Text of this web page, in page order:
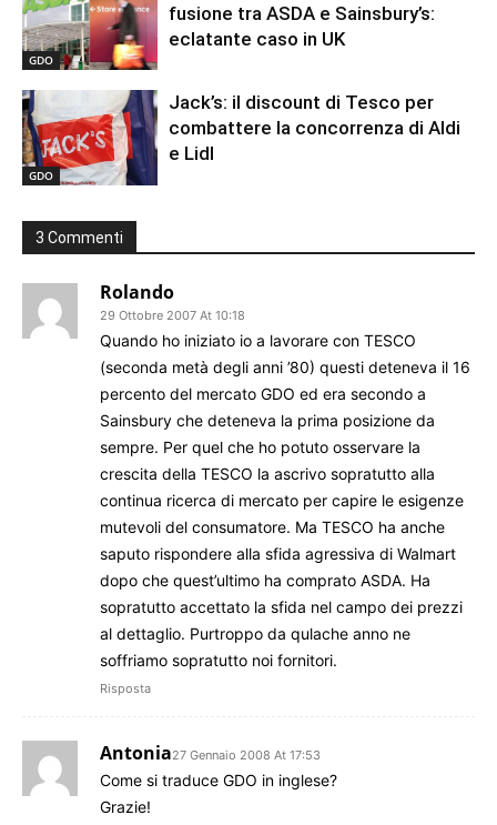
GDO
fusione tra ASDA e Sainsbury’s:
eclatante caso in UK
GDO
Jack’s: il discount di Tesco per
combattere la concorrenza di Aldi
e Lidl
3 Commenti
Rolando
29 Ottobre 2007 At 10:18
Quando ho iniziato io a lavorare con TESCO
(seconda metà degli anni ’80) questi deteneva il 16
percento del mercato GDO ed era secondo a
Sainsbury che deteneva la prima posizione da
sempre. Per quel che ho potuto osservare la
crescita della TESCO la ascrivo sopratutto alla
continua ricerca di mercato per capire le esigenze
mutevoli del consumatore. Ma TESCO ha anche
saputo rispondere alla sfida agressiva di Walmart
dopo che quest’ultimo ha comprato ASDA. Ha
sopratutto accettato la sfida nel campo dei prezzi
al dettaglio. Purtroppo da qulache anno ne
soffriamo sopratutto noi fornitori.
Risposta
Antonia27 Gennaio 2008 At 17:53
Come si traduce GDO in inglese?
Grazie!